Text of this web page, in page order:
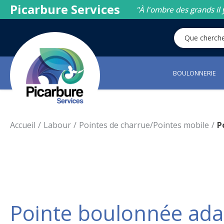
Picarbure Services "À l'ombre des grands
BOULONNERIE
Accueil Labour Pointes de charrue/Pointes mobile
Pointe boulonnée